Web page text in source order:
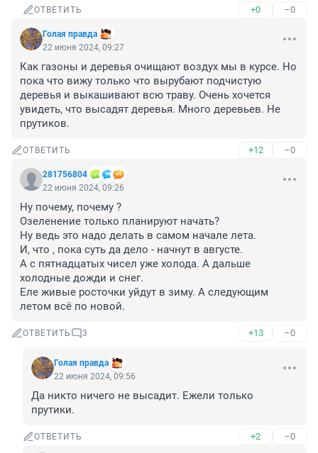
ОТВЕТИТЬ +0 –0
Голая правда
22 июня 2024, 09:27
Как газоны и деревья очищают воздух мы в курсе. Но
пока что вижу только что вырубают подчистую
деревья и выкашивают всю траву. Очень хочется
увидеть, что высадят деревья. Много деревьев. Не
прутиков.
ОТВЕТИТЬ +12 –0
281756804
22 июня 2024, 09:26
Ну почему, почему ?
Озеленение только планируют начать?
Ну ведь это надо делать в самом начале лета.
И, что , пока суть да дело - начнут в августе.
А с пятнадцатых чисел уже холода. А дальше
холодные дожди и снег.
Еле живые росточки уйдут в зиму. А следующим
летом всё по новой.
ОТВЕТИТЬ 3 +13 –0
Голая правда
22 июня 2024, 09:56
Да никто ничего не высадит. Ежели только
прутики.
ОТВЕТИТЬ +2 –0